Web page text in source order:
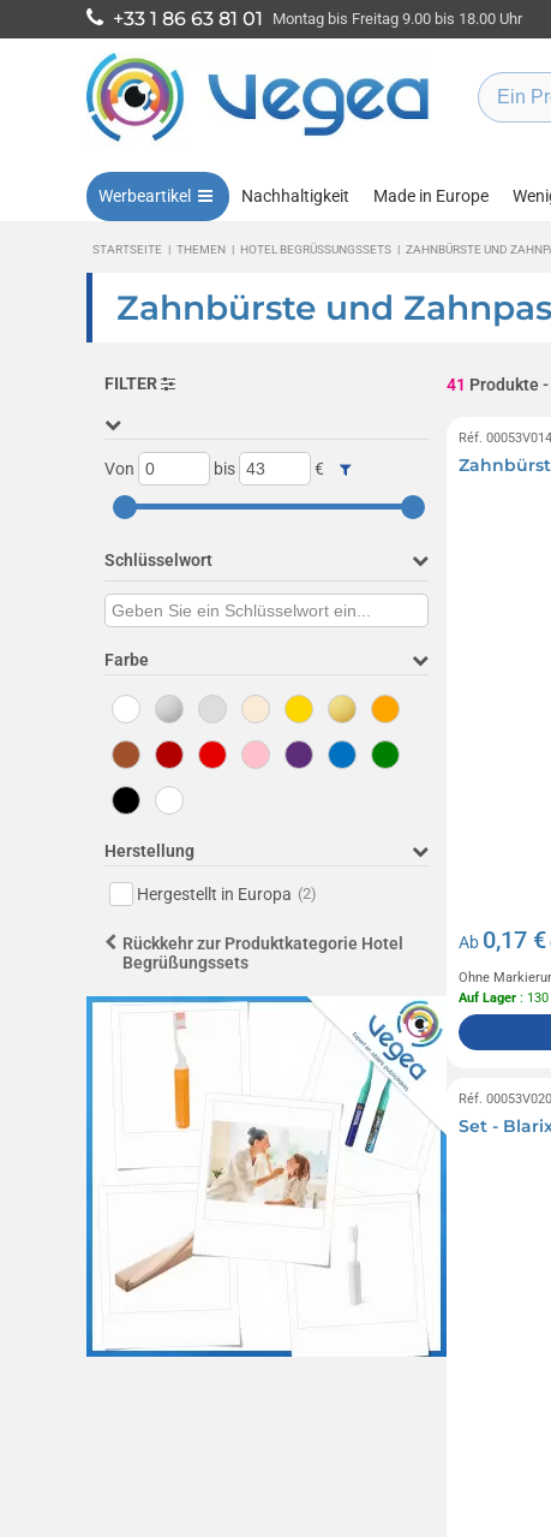
+33 1 86 63 81 01 Montag bis Freitag 9.00 bis 18.00 Uhr
Werbeartikel Nachhaltigkeit Made in Europe
STARTSEITE | THEMEN | HOTEL BEGRÜSSUNGSSETS | ZAHNBÜRSTE UND
Zahnbürste und
FILTER
Von bis €
Schlüsselwort
Farbe
Herstellung
Hergestellt in Europa (2)
Rückkehr zur Produktkategorie Hotel
Begrüßungssets
41 Produkte -
Réf.
Ab 0,17 €
Ohne
Auf Lager :
Réf.
Set -